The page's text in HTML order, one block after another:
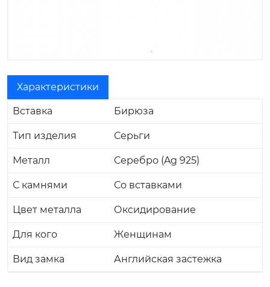
Характеристики
Вставка Бирюза
Тип изделия Серьги
Металл Серебро (Ag 925)
С камнями Со вставками
Цвет металла Оксидирование
Для кого Женщинам
Вид замка Английская застежка